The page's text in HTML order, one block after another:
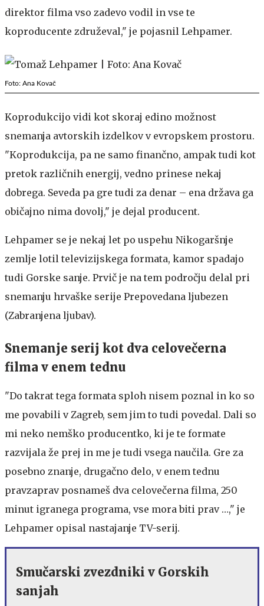
direktor filma vso zadevo vodil in vse te
koproducente združeval," je pojasnil Lehpamer.
Foto: Ana Kovač
Koprodukcijo vidi kot skoraj edino možnost
snemanja avtorskih izdelkov v evropskem prostoru.
"Koprodukcija, pa ne samo finančno, ampak tudi kot
pretok različnih energij, vedno prinese nekaj
dobrega. Seveda pa gre tudi za denar – ena država ga
običajno nima dovolj," je dejal producent.
Lehpamer se je nekaj let po uspehu Nikogaršnje
zemlje lotil televizijskega formata, kamor spadajo
tudi Gorske sanje. Prvič je na tem področju delal pri
snemanju hrvaške serije Prepovedana ljubezen
(Zabranjena ljubav).
Snemanje serij kot dva celovečerna
filma v enem tednu
"Do takrat tega formata sploh nisem poznal in ko so
me povabili v Zagreb, sem jim to tudi povedal. Dali so
mi neko nemško producentko, ki je te formate
razvijala že prej in me je tudi vsega naučila. Gre za
posebno znanje, drugačno delo, v enem tednu
pravzaprav posnameš dva celovečerna filma, 250
minut igranega programa, vse mora biti prav …," je
Lehpamer opisal nastajanje TV-serij.
Smučarski zvezdniki v Gorskih
sanjah